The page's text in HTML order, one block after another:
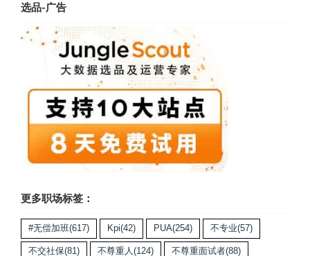
选品-广告
更多职场标签：
#无偿加班(617) Kpi(42) PUA(254) 不专业(57)
不交社保(81) 不尊重人(124) 不尊重面试者(88)